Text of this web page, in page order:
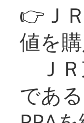
👉Ｊ
値を
ＪＲ
であ